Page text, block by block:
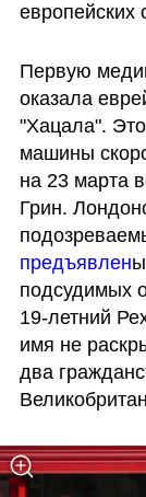
европейских
Первую
оказала
"Хацала".
машины
на 23 марта
Грин.
предъявлен
подсудимых
19-летний
имя не
два